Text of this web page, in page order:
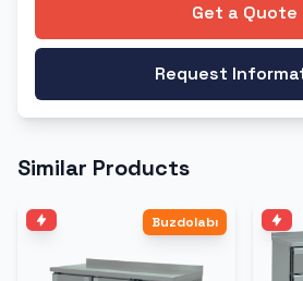
Get a Quote
Request
Similar Products
Buzdolabı